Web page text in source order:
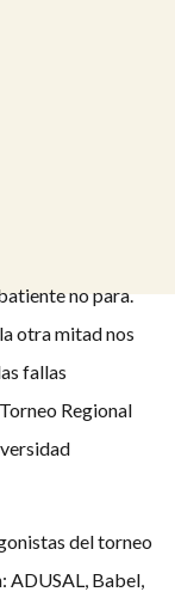
no para.
otra mitad nos
fallas
Regional
del torneo
ADUSAL, Babel,